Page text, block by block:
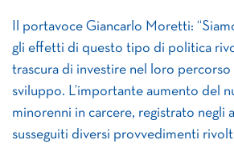
Il portavoce Giancarlo Moretti:
gli effetti di questo tipo di politica
trascura di investire nel loro
sviluppo. L’importante aumento del
minorenni in carcere, registrato negli
susseguiti diversi provvedimenti